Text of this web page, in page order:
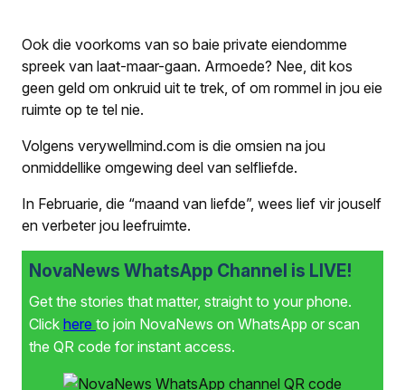
Ook die voorkoms van so baie private eiendomme
spreek van laat-maar-gaan. Armoede? Nee, dit kos
geen geld om onkruid uit te trek, of om rommel in jou eie
ruimte op te tel nie.
Volgens verywellmind.com is die omsien na jou
onmiddellike omgewing deel van selfliefde.
In Februarie, die “maand van liefde”, wees lief vir jouself
en verbeter jou leefruimte.
NovaNews WhatsApp Channel is LIVE!
Get the stories that matter, straight to your phone.
Click here to join NovaNews on WhatsApp or scan
the QR code for instant access.